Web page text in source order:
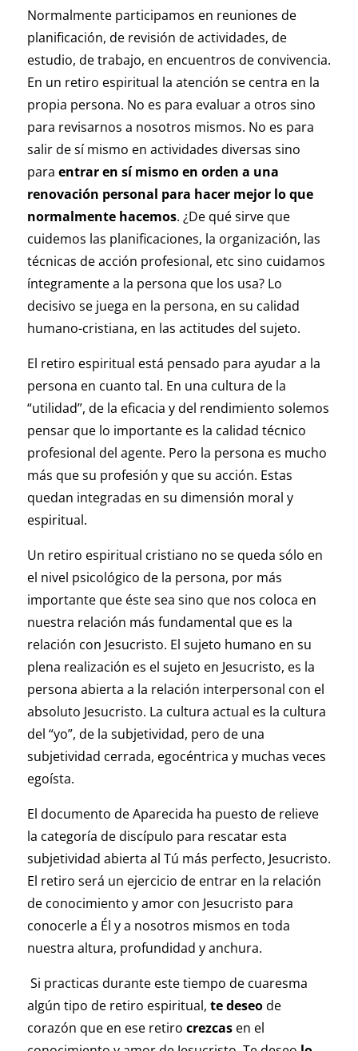
Normalmente participamos en reuniones de
planificación, de revisión de actividades, de
estudio, de trabajo, en encuentros de convivencia.
En un retiro espiritual la atención se centra en la
propia persona. No es para evaluar a otros sino
para revisarnos a nosotros mismos. No es para
salir de sí mismo en actividades diversas sino
para entrar en sí mismo en orden a una
renovación personal para hacer mejor lo que
normalmente hacemos. ¿De qué sirve que
cuidemos las planificaciones, la organización, las
técnicas de acción profesional, etc sino cuidamos
íntegramente a la persona que los usa? Lo
decisivo se juega en la persona, en su calidad
humano-cristiana, en las actitudes del sujeto.
El retiro espiritual está pensado para ayudar a la
persona en cuanto tal. En una cultura de la
“utilidad”, de la eficacia y del rendimiento solemos
pensar que lo importante es la calidad técnico
profesional del agente. Pero la persona es mucho
más que su profesión y que su acción. Estas
quedan integradas en su dimensión moral y
espiritual.
Un retiro espiritual cristiano no se queda sólo en
el nivel psicológico de la persona, por más
importante que éste sea sino que nos coloca en
nuestra relación más fundamental que es la
relación con Jesucristo. El sujeto humano en su
plena realización es el sujeto en Jesucristo, es la
persona abierta a la relación interpersonal con el
absoluto Jesucristo. La cultura actual es la cultura
del “yo”, de la subjetividad, pero de una
subjetividad cerrada, egocéntrica y muchas veces
egoísta.
El documento de Aparecida ha puesto de relieve
la categoría de discípulo para rescatar esta
subjetividad abierta al Tú más perfecto, Jesucristo.
El retiro será un ejercicio de entrar en la relación
de conocimiento y amor con Jesucristo para
conocerle a Él y a nosotros mismos en toda
nuestra altura, profundidad y anchura.
Si practicas durante este tiempo de cuaresma
algún tipo de retiro espiritual, te deseode
corazón que en ese retiro crezcasen el